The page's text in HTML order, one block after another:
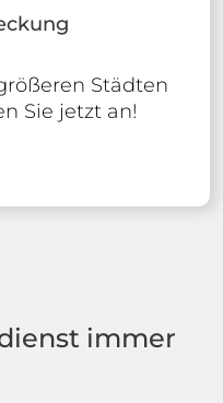
Städten
Sie jetzt an!
immer